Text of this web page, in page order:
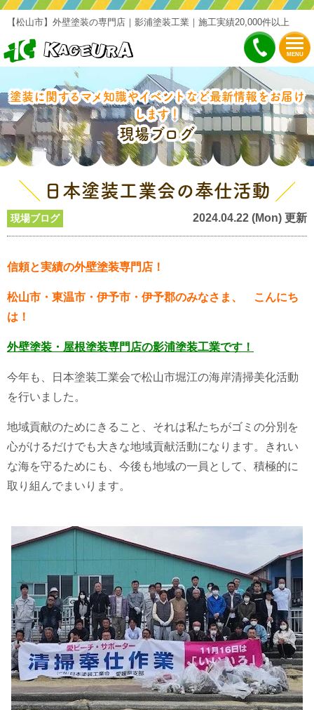
MENU
【松山市】外壁塗装の専門店｜影浦塗装工業｜施工実績20,000件以上
塗装に関するマメ知識やイベントなど最新情報をお届け
します！
現場ブログ
日本塗装工業会の奉仕活動
現場ブログ 2024.04.22 (Mon) 更新
信頼と実績の外壁塗装専門店！
松山市・東温市・伊予市・伊予郡のみなさま、 こんにち
は！
外壁塗装・屋根塗装専門店の影浦塗装工業です！
今年も、日本塗装工業会で松山市堀江の海岸清掃美化活動
を行いました。
地域貢献のためにきること、それは私たちがゴミの分別を
心がけるだけでも大きな地域貢献活動になります。
きれい
な海を守るためにも、 今後も地域の一員として、積極的に
取り組んでまいります。